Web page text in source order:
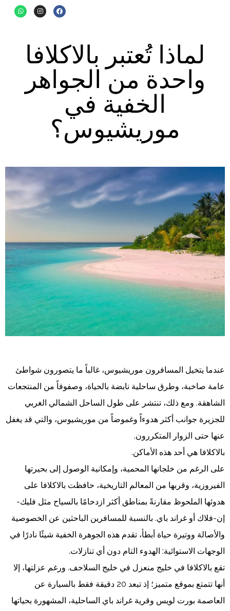
لماذا تُعتبر بالاكلافا
واحدة من الجواهر
الخفية في
موريشيوس؟
عندما يتخيل المسافرون موريشيوس، غالباً ما يتصورون شواطئ
عامة صاخبة، وطرق ساحلية نابضة بالحياة، وصفوفاً من المنتجعات
الشاهقة. ومع ذلك، تنتشر على طول الساحل الشمالي الغربي
للجزيرة جوانب أكثر هدوءاً وغموضاً من موريشيوس، والتي قد يغفل
عنها حتى الزوار المتكررون.
بالاكلافا هي أحد هذه الأماكن.
على الرغم من خلجانها المحمية، وإمكانية الوصول إلى بحيرتها
الفيروزية، وقربها من المعالم التاريخية، حافظت بالاكلافا على
هدوئها الملحوظ مقارنةً بمناطق أكثر ازدحامًا بالسياح مثل فليك-
إن-فلاك أو غراند باي. بالنسبة للمسافرين الباحثين عن الخصوصية
والأصالة ووتيرة حياة أبطأ، تقدم هذه الجوهرة الخفية شيئًا نادرًا في
الوجهات الاستوائية: الهدوء التام دون أي تنازلات.
تقع بالاكلافا في خليج منعزل في خليج السلاحف. ورغم عزلتها، إلا
أنها تتمتع بموقع متميز؛ إذ تبعد 20 دقيقة فقط بالسيارة عن
العاصمة بورت لويس وقرية غراند باي الساحلية، المشهورة بحياتها